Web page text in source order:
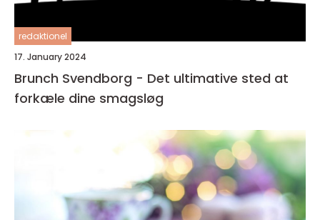
redaktionel
17. January 2024
Brunch Svendborg - Det ultimative sted at
forkæle dine smagsløg